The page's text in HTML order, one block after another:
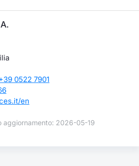
0522 7901
en
aggiornamento: 2026-05-19